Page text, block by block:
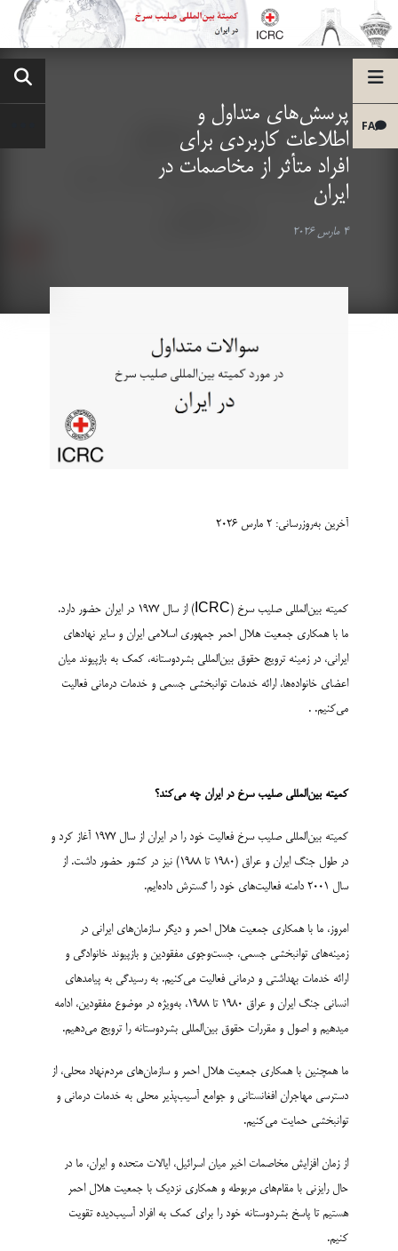
FA
پرسش‌های متداول و
اطلاعات کاربردی برای
افراد متأثر از مخاصمات در
ایران
4 مارس 2026
آخرین به‌روزرسانی: ۲ مارس ۲۰۲۶
کمیته بین‌المللی صلیب سرخ (ICRC) از سال ۱۹۷۷ در ایران حضور دارد.
ما با همکاری جمعیت هلال احمر جمهوری اسلامی ایران و سایر نهادهای
ایرانی، در زمینه ترویج حقوق بین‌المللی بشردوستانه، کمک به بازپیوند میان
اعضای خانواده‌ها، ارائه خدمات توانبخشی جسمی و خدمات درمانی فعالیت
می‌کنیم. .
کمیته بین‌المللی صلیب سرخ در ایران چه می‌کند؟
کمیته بین‌المللی صلیب سرخ فعالیت خود را در ایران از سال ۱۹۷۷ آغاز کرد و
در طول جنگ ایران و عراق (۱۹۸۰ تا ۱۹۸۸) نیز در کشور حضور داشت. از
سال ۲۰۰۱ دامنه فعالیت‌های خود را گسترش داده‌ایم.
امروز، ما با همکاری جمعیت هلال احمر و دیگر سازمان‌های ایرانی در
زمینه‌های توانبخشی جسمی، جست‌وجوی مفقودین و بازپیوند خانوادگی و
ارائه خدمات بهداشتی و درمانی فعالیت می‌کنیم. به رسیدگی به پیامدهای
انسانی جنگ ایران و عراق ۱۹۸۰ تا ۱۹۸۸، به‌ویژه در موضوع مفقودین، ادامه
می­دهیم و اصول و مقررات حقوق بین‌المللی بشردوستانه را ترویج می‌دهیم.
ما همچنین با همکاری جمعیت هلال احمر و سازمان‌های مردم‌نهاد محلی، از
دسترسی مهاجران افغانستانی و جوامع آسیب‌پذیر محلی به خدمات درمانی و
توانبخشی حمایت می‌کنیم.
از زمان افزایش مخاصمات اخیر میان اسرائیل، ایالات متحده و ایران، ما در
حال رایزنی با مقام‌های مربوطه و همکاری نزدیک با جمعیت هلال احمر
هستیم تا پاسخ بشردوستانه خود را برای کمک به افراد آسیب‌دیده تقویت
کنیم.